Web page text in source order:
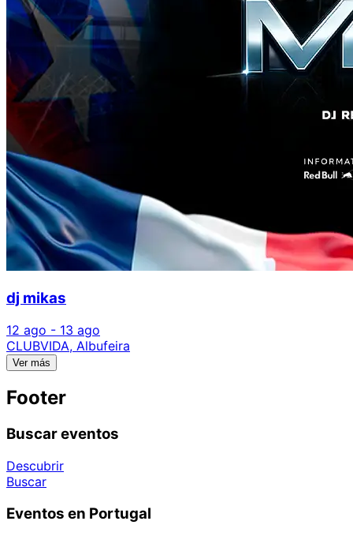
dj mikas
12 ago - 13 ago
CLUBVIDA, Albufeira
Ver más
Footer
Buscar eventos
Descubrir
Buscar
Eventos en Portugal